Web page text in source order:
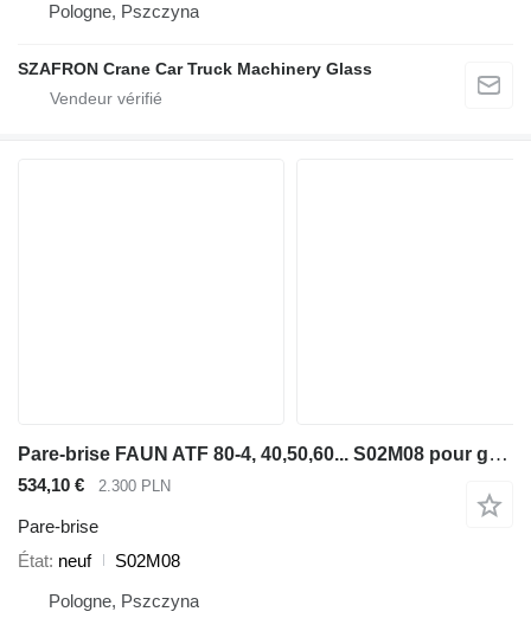
Pologne, Pszczyna
SZAFRON Crane Car Truck Machinery Glass
Pare-brise FAUN ATF 80-4, 40,50,60... S02M08 pour grue mobile FAUN FAUN ATF 80-4, 40,50,60
534,10 € 2.300 PLN
Pare-brise
État neuf
S02M08
Pologne, Pszczyna